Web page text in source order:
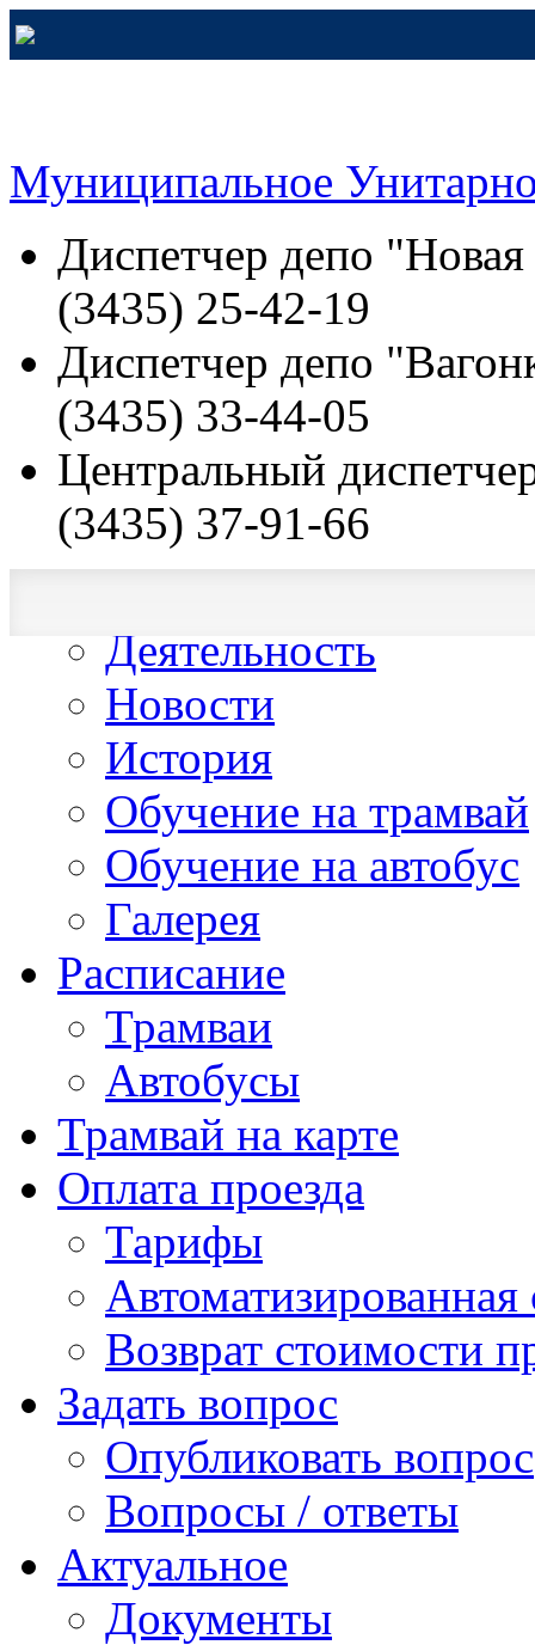
Муниципальное
Диспетчер депо
(3435) 25-42-19
Диспетчер депо
(3435) 33-44-05
Центральный
(3435) 37-91-66
Деятельность
Новости
История
Обучение на трамвай
Обучение на автобус
Галерея
Расписание
Трамваи
Автобусы
Трамвай на карте
Оплата проезда
Тарифы
Возврат стоимости
Задать вопрос
Опубликовать вопрос
Вопросы / ответы
Актуальное
Документы